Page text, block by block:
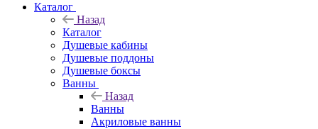
Каталог
Назад
Каталог
Душевые кабины
Душевые поддоны
Душевые боксы
Ванны
Назад
Ванны
Акриловые ванны